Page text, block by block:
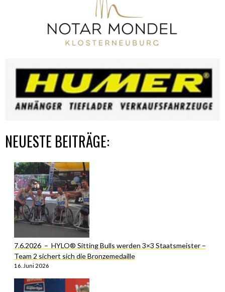
NEUESTE BEITRÄGE:
7.6.2026 – HYLO® Sitting Bulls werden 3×3 Staatsmeister –
Team 2 sichert sich die Bronzemedaille
16. Juni 2026